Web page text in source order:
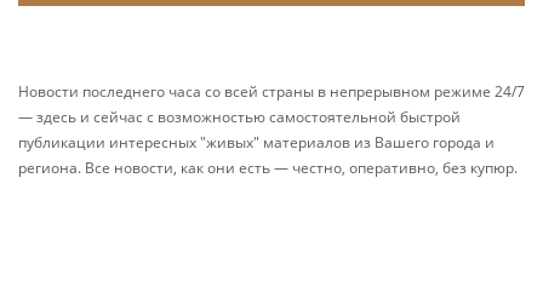
Новости последнего часа со всей страны в непрерывном режиме 24/7
— здесь и сейчас с возможностью самостоятельной быстрой
публикации интересных "живых" материалов из Вашего города и
региона. Все новости, как они есть — честно, оперативно, без купюр.